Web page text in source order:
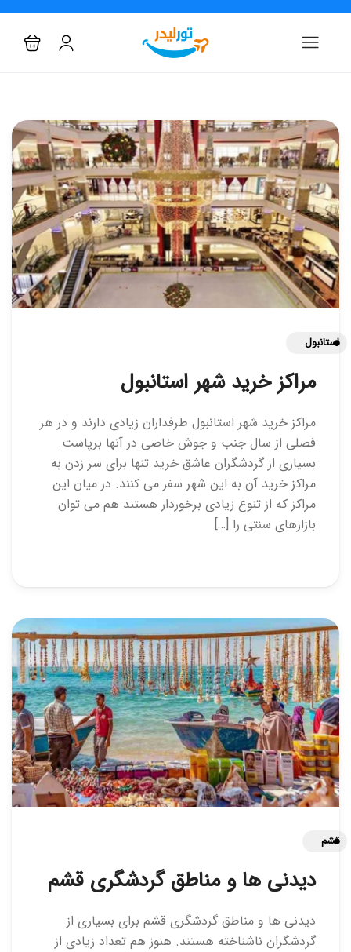
استانبول
مراکز خرید شهر استانبول
مراکز خرید شهر استانبول طرفداران زیادی دارند و در هر
فصلی از سال جنب و جوش خاصی در آنها برپاست.
بسیاری از گردشگران عاشق خرید تنها برای سر زدن به
مراکز خرید آن به این شهر سفر می کنند. در میان این
مراکز که از تنوع زیادی برخوردار هستند هم می توان
بازارهای سنتی را […]
قشم
دیدنی ها و مناطق گردشگری قشم
دیدنی ها و مناطق گردشگری قشم برای بسیاری از
گردشگران ناشناخته هستند. هنوز هم تعداد زیادی از